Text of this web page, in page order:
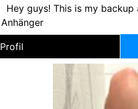
Hey guys! This is my
Anhänger
Profil